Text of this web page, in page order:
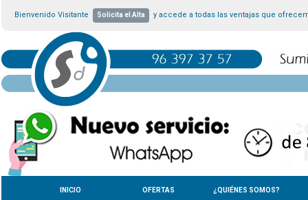
Bienvenido Visitante Solicita el Alta y accede a todas las ventajas que
INICIO OFERTAS ¿QUIÉNES SOMOS?